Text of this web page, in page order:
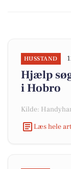
HUSSTAND
Hjælp
i Hobro
Kilde:
Læs hele